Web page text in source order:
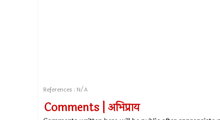
References : N/A
Comments | अभिप्राय